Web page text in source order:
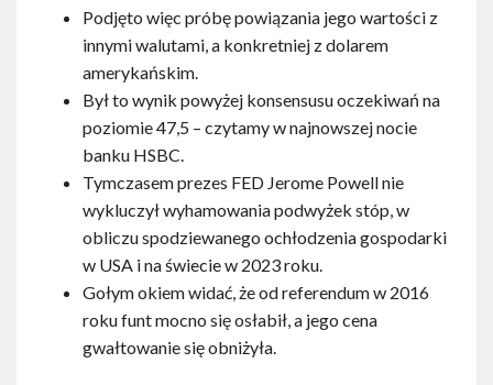
Podjęto więc próbę powiązania jego wartości z
innymi walutami, a konkretniej z dolarem
amerykańskim.
Był to wynik powyżej konsensusu oczekiwań na
poziomie 47,5 – czytamy w najnowszej nocie
banku HSBC.
Tymczasem prezes FED Jerome Powell nie
wykluczył wyhamowania podwyżek stóp, w
obliczu spodziewanego ochłodzenia gospodarki
w USA i na świecie w 2023 roku.
Gołym okiem widać, że od referendum w 2016
roku funt mocno się osłabił, a jego cena
gwałtowanie się obniżyła.